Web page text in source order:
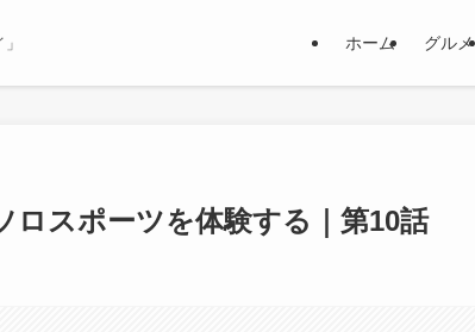
ホーム グルメ
ロスポーツを体験する｜第10話